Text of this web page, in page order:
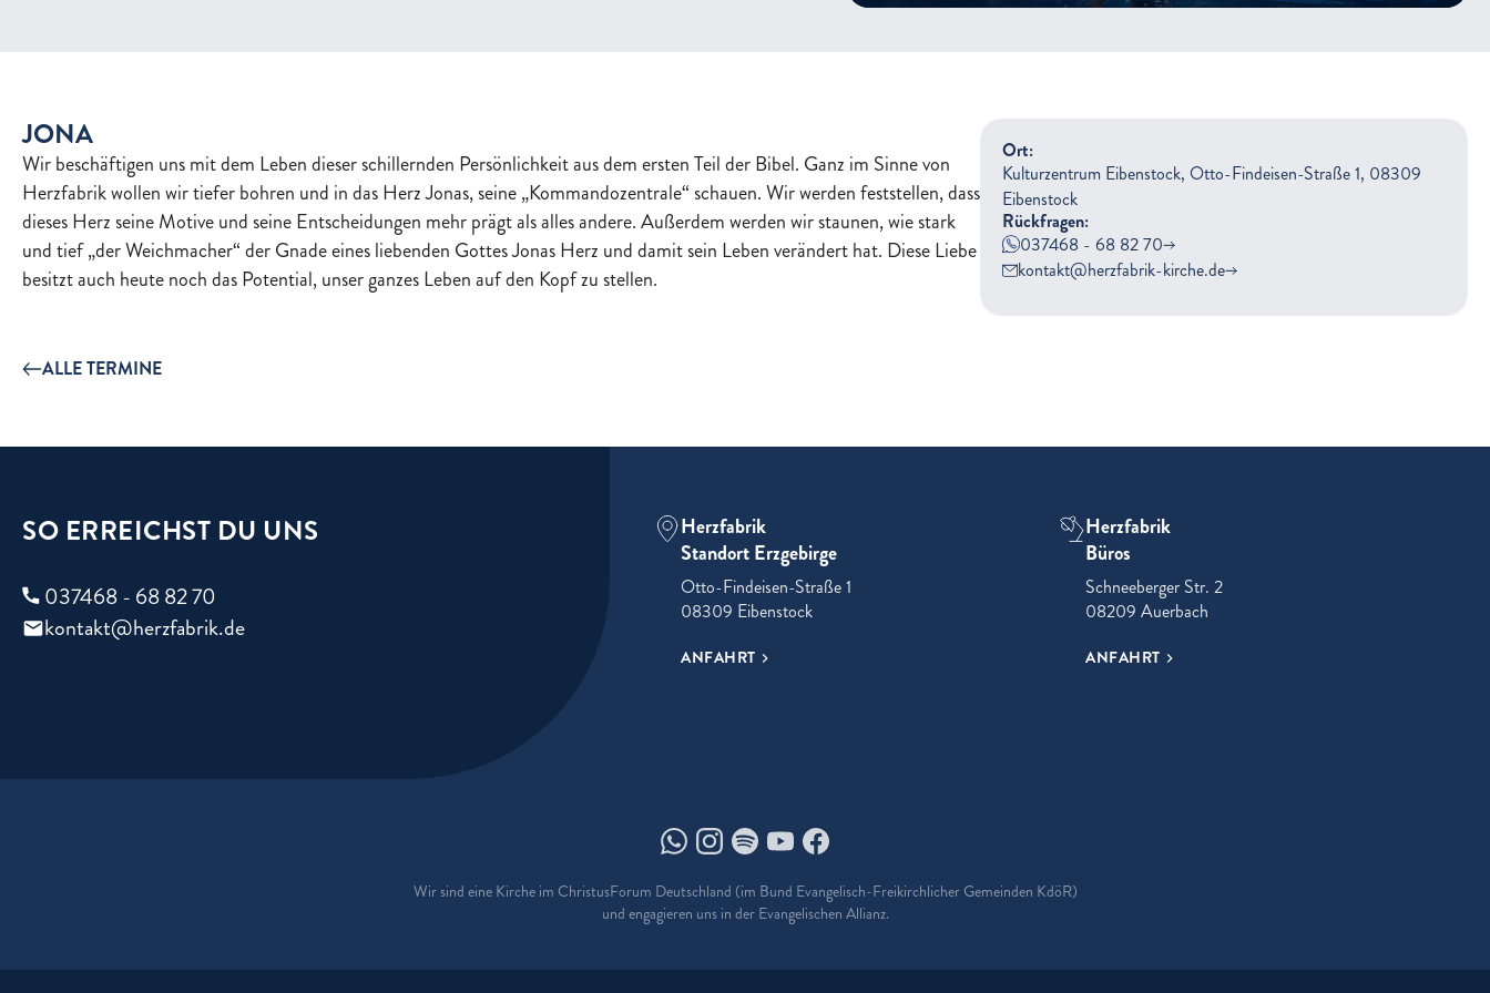
JONA
Wir beschäftigen uns mit dem Leben dieser schillernden Persönlichkeit aus dem ersten Teil der Bibel. Ganz im Sinne von
Herzfabrik wollen wir tiefer bohren und in das Herz Jonas, seine „Kommandozentrale“ schauen. Wir werden feststellen, dass
dieses Herz seine Motive und seine Entscheidungen mehr prägt als alles andere. Außerdem werden wir staunen, wie stark
und tief „der Weichmacher“ der Gnade eines liebenden Gottes Jonas Herz und damit sein Leben verändert hat. Diese Liebe
besitzt auch heute noch das Potential, unser ganzes Leben auf den Kopf zu stellen.
Ort:
Kulturzentrum Eibenstock, Otto-Findeisen-Straße 1, 08309
Eibenstock
Rückfragen:
037468 - 68 82 70
kontakt@herzfabrik-kirche.de
ALLE TERMINE
SO ERREICHST DU UNS
037468 - 68 82 70
kontakt@herzfabrik.de
Herzfabrik
Standort Erzgebirge
Otto-Findeisen-Straße 1
08309 Eibenstock
ANFAHRT
Herzfabrik
Büros
Schneeberger Str. 2
08209 Auerbach
ANFAHRT
Herzfabrik auf Whatsapp
Herzfabrik auf Instagram
Herzfabrik auf Spotify
Herzfabrik auf Youtube
Herzfabrik auf Facebook
Wir sind eine Kirche im ChristusForum Deutschland (im Bund Evangelisch-Freikirchlicher Gemeinden KdöR)
und engagieren uns in der Evangelischen Allianz.